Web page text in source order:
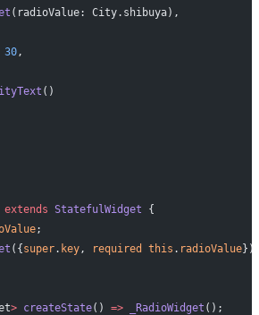
(radioValue: City.shibuya),
30,
()
extends StatefulWidget {
;
({super. key, required this . radioValue
> createState() => _RadioWidget ();